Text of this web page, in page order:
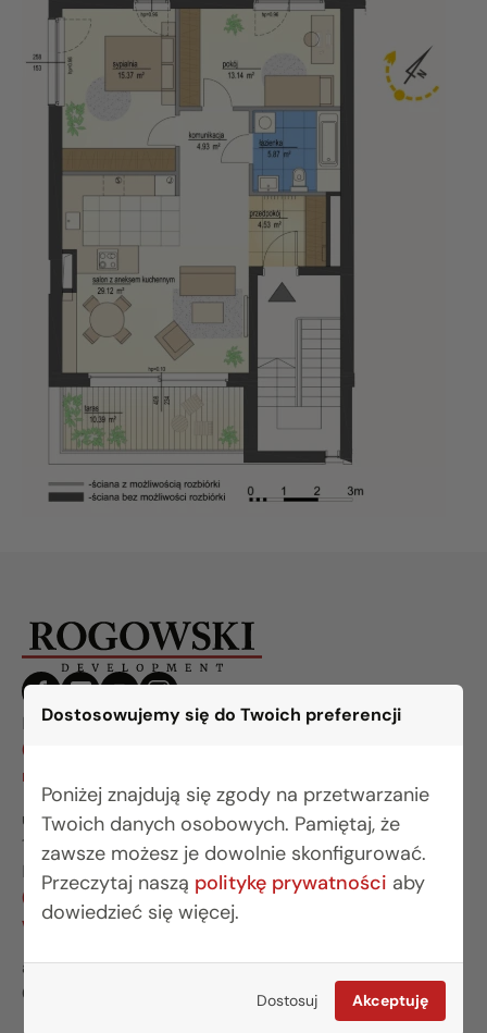
Dostosowujemy się do Twoich preferencji
Poniżej znajdują się zgody na przetwarzanie
Twoich danych osobowych. Pamiętaj, że
zawsze możesz je dowolnie skonfigurować.
Przeczytaj naszą politykę prywatności aby
dowiedzieć się więcej.
Dostosuj Akceptuję
BIURO BIAŁYSTOK
(85) 749 99 09
mieszkania@rogowskidevelopment.pl
ul. Legionowa 28 lok. 202
15-281 Białystok
BIURO WARSZAWA
(22) 642 03 55
warszawa@rogowskidevelopment.pl
al. Wilanowska 67E lok. U5
02-765 Warszawa